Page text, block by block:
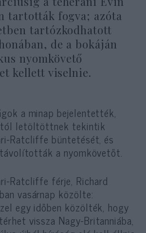
tartották fogva; azóta
tartózkodhatott
de a bokáján
nyomkövető
kellett viselnie.
a minap bejelentették,
letöltöttnek tekintik
Ratcliffe büntetését, és
a nyomkövetőt.
Ratcliffe férje, Richard
vasárnap közölte:
egy időben közölték, hogy
vissza Nagy-Britanniába,